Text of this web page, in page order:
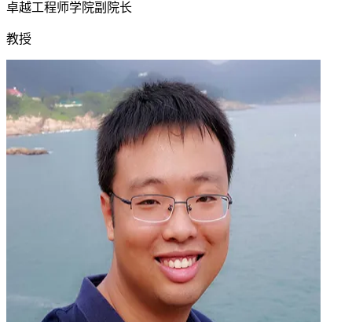
卓越工程师学院副院长
教授